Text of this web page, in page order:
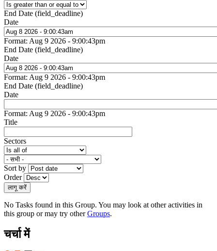
End Date (field_deadline)
Date
Format: Aug 9 2026 - 9:00:43pm
End Date (field_deadline)
Date
Format: Aug 9 2026 - 9:00:43pm
End Date (field_deadline)
Date
Format: Aug 9 2026 - 9:00:43pm
Title
Sectors
Sort by
Order
No Tasks found in this Group. You may look at other activities in
this group or may try otherGroups.
चर्चा में